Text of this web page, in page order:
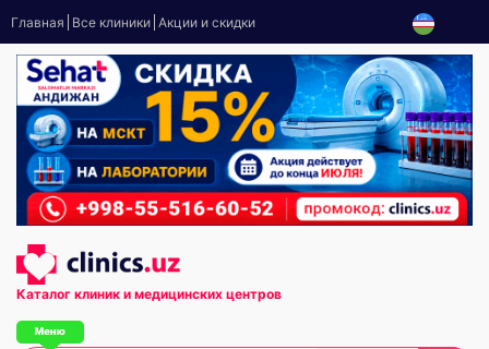
Главная Все клиники Акции и скидки
Каталог клиник и медицинских центров